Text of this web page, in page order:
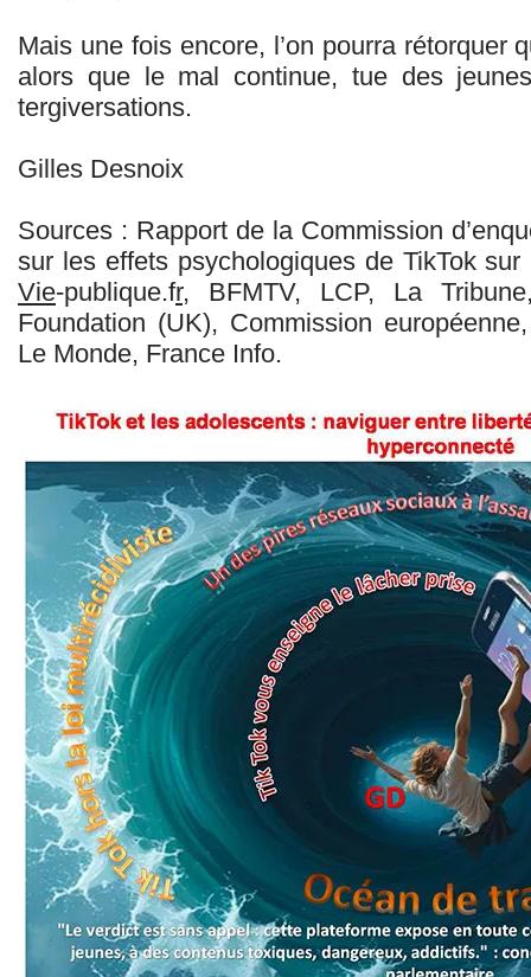
Mais une fois encore, l’on pourra rétorquer
alors que le mal continue, tue des
tergiversations.
Gilles Desnoix
Sources : Rapport de la Commission
sur les effets psychologiques de TikTok
Vie-publique.fr, BFMTV, LCP, La
Foundation (UK), Commission
Le Monde, France Info.